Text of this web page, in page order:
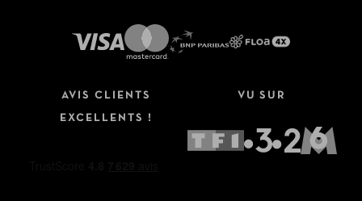
AVIS CLIENTS
EXCELLENTS !
VU SUR